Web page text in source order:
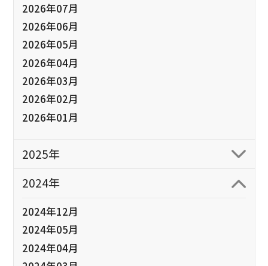
2026年07月
2026年06月
2026年05月
2026年04月
2026年03月
2026年02月
2026年01月
2025年
2024年
2024年12月
2024年05月
2024年04月